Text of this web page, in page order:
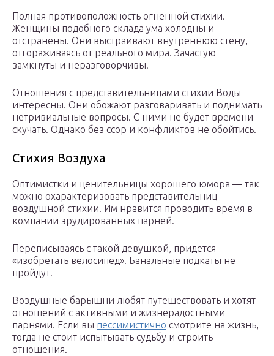
Полная противоположность огненной стихии.
Женщины подобного склада ума холодны и
отстранены. Они выстраивают внутреннюю стену,
отгораживаясь от реального мира. Зачастую
замкнуты и неразговорчивы.
Отношения с представительницами стихии Воды
интересны. Они обожают разговаривать и поднимать
нетривиальные вопросы. С ними не будет времени
скучать. Однако без ссор и конфликтов не обойтись.
Стихия Воздуха
Оптимистки и ценительницы хорошего юмора — так
можно охарактеризовать представительниц
воздушной стихии. Им нравится проводить время в
компании эрудированных парней.
Переписываясь с такой девушкой, придется
«изобретать велосипед». Банальные подкаты не
пройдут.
Воздушные барышни любят путешествовать и хотят
отношений с активными и жизнерадостными
парнями. Если вы пессимистично смотрите на жизнь,
тогда не стоит испытывать судьбу и строить
отношения.